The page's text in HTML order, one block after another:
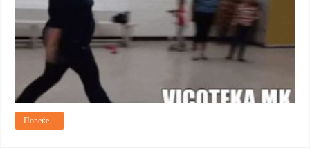
Повеќе...